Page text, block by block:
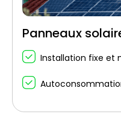
Panneaux
Installation fixe et